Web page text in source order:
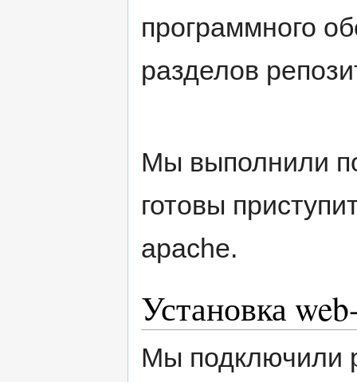
программного
разделов
Мы выполнили
готовы
apache.
Установка
Мы подключили